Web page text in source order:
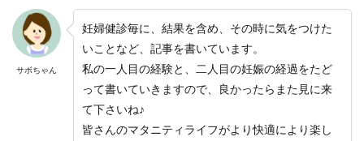
サボちゃん
妊婦健診毎に、結果を含め、その時に気をつけた
いことなど、記事を書いています。
私の一人目の経験と、二人目の妊娠の経過をたど
って書いていきますので、良かったらまた見に来
て下さいね♪
皆さんのマタニティライフがより快適により楽し